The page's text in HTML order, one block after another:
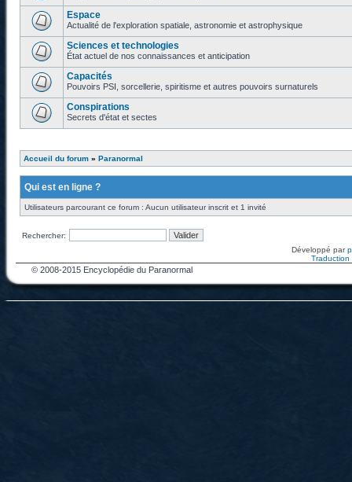
Espace
Actualité de l'exploration spatiale, astronomie et astrophysique
Sciences et technologies
État actuel de nos connaissances et anticipation
Capacités
Pouvoirs PSI, sorcellerie, spiritisme et autres pouvoirs surnaturels
Conspirations
Secrets d'état et sectes
Accueil du forum » Paranormal
Qui est en ligne ?
Utilisateurs parcourant ce forum : Aucun utilisateur inscrit et 1 invité
Rechercher:
Développé par
Traduction
© 2008-2015 Encyclopédie du Paranormal